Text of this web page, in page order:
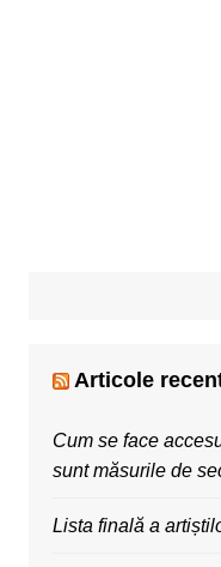
Articole
Cum se face
sunt măsurile de
Lista finală a